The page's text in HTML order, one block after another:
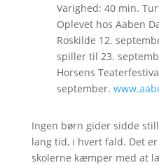
Varighed: 40 min.
Oplevet hos Aaben
Roskilde 12.
spiller til 23.
Horsens
september.
Ingen børn gider sidde
lang tid, i hvert fald. Det
skolerne kæmper med at